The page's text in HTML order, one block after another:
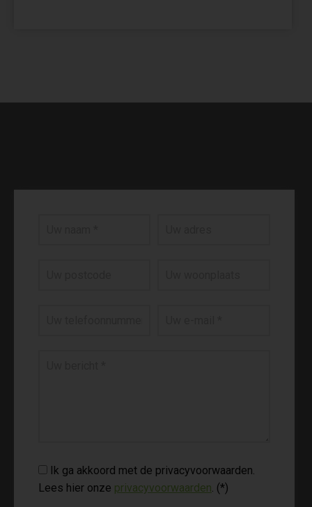
Ik ga akkoord met de privacyvoorwaarden.
Lees hier onze privacyvoorwaarden. (*)